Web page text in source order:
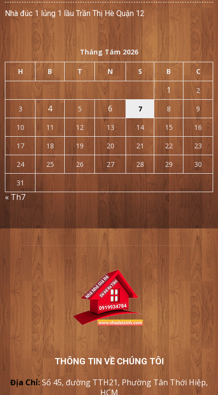
Nhà đúc 1 lủng 1 lầu Trần Thị Hè Quận 12
Tháng Tám 2026
H B T N S B C
1
2
3
4 5 6 7 8
9
10
11 12 13 14 15
16
17
18 19 20 21 22
23
24
25 26 27 28 29
30
31
« Th7
THÔNG TIN VỀ CHÚNG TÔI
Địa Chỉ:Số 45, đường TTH21, Phường Tân Thới Hiệp,
HCM